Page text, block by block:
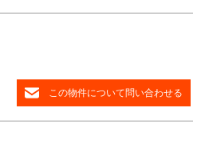
この物件について問い合わせる